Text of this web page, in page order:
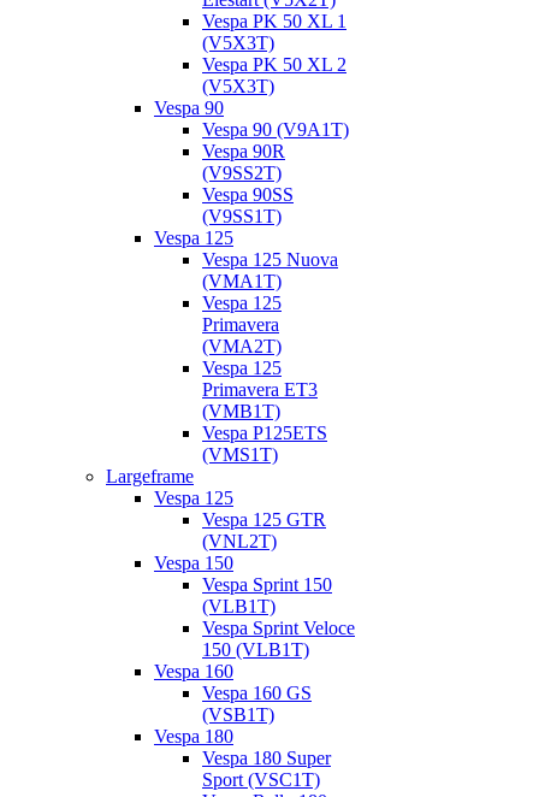
Vespa PK 50 XL 1
(V5X3T)
Vespa PK 50 XL 2
(V5X3T)
Vespa 90
Vespa 90 (V9A1T)
Vespa 90R
(V9SS2T)
Vespa 90SS
(V9SS1T)
Vespa 125
Vespa 125 Nuova
(VMA1T)
Vespa 125
Primavera
(VMA2T)
Vespa 125
Primavera ET3
(VMB1T)
Vespa P125ETS
(VMS1T)
Largeframe
Vespa 125
Vespa 125 GTR
(VNL2T)
Vespa 150
Vespa Sprint 150
(VLB1T)
Vespa Sprint Veloce
150 (VLB1T)
Vespa 160
Vespa 160 GS
(VSB1T)
Vespa 180
Vespa 180 Super
Sport (VSC1T)